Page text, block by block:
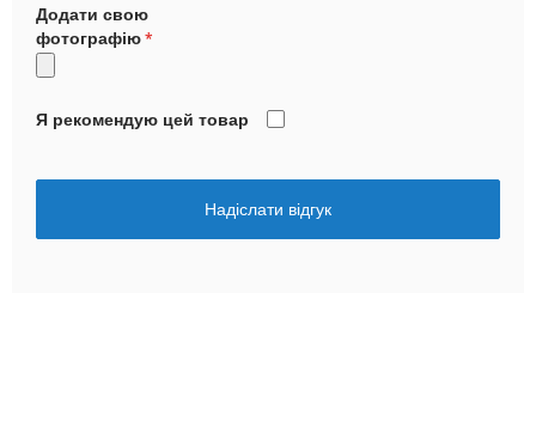
Додати свою
фотографію
Я рекомендую цей товар
Надіслати відгук